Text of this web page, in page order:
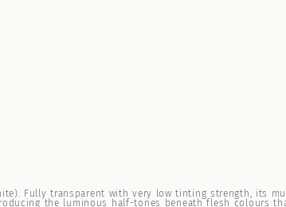
Fully transparent with very low tinting strength, its
the luminous half-tones beneath flesh colours